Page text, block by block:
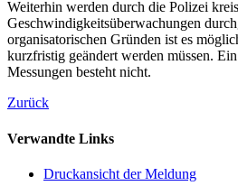
Weiterhin werden durch die Polizei
Geschwindigkeitsüberwachungen
organisatorischen Gründen ist es
kurzfristig geändert werden müssen.
Messungen besteht nicht.
Zurück
Verwandte Links
Druckansicht der Meldung